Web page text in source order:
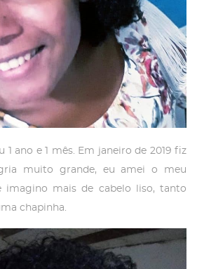
1 ano e 1 mês. Em janeiro de 2019 fiz
muito grande, eu amei o meu
imagino mais de cabelo liso, tanto
chapinha.